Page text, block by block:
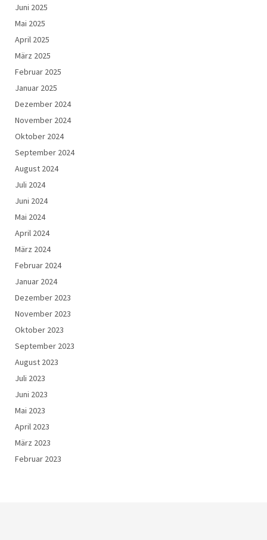
Juni 2025
Mai 2025
April 2025
März 2025
Februar 2025
Januar 2025
Dezember 2024
November 2024
Oktober 2024
September 2024
August 2024
Juli 2024
Juni 2024
Mai 2024
April 2024
März 2024
Februar 2024
Januar 2024
Dezember 2023
November 2023
Oktober 2023
September 2023
August 2023
Juli 2023
Juni 2023
Mai 2023
April 2023
März 2023
Februar 2023